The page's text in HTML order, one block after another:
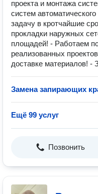
проекта и монтажа
систем
задачу в кротчайшие
прокладки наружных
площадей! - Работаем
реализованных
доставке материалов! -
Замена запирающих
Ещё 99 услуг
Позвонить